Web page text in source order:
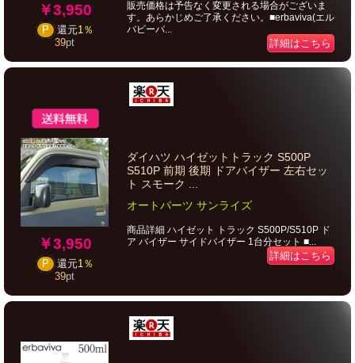
￥3,950
P 還元1％
39pt
販売価格は予告なく変更される場合がございま
す。あらかじめご了承ください。■erbaviva(エル
バビーバ...
詳細はこちら
￥3,950
P 還元1％
39pt
ダイハツ ハイゼットトラック S500P
S510P 前期 後期 ドアバイザー 左右セッ
ト スモーク ...
オートパーツ サンライズ
商品詳細 ハイゼット トラック S500P/S510P ド
ア バイザー サイドバイザー 1台分セット ■...
詳細はこちら